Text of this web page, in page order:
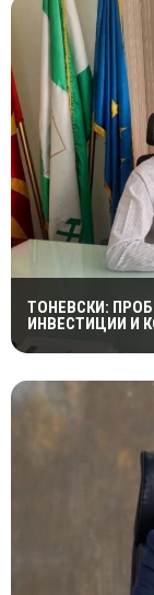
ТОНЕВСКИ:
ИНВЕСТИЦИИ И